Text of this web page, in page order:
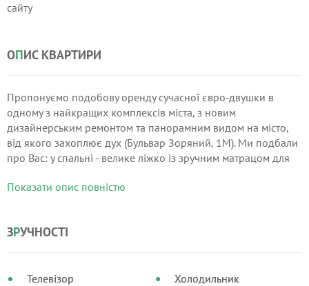
сайту
ОПИС КВАРТИРИ
Пропонуємо подобову оренду сучасної євро-двушки в
одному з найкращих комплексів міста, з новим
дизайнерським ремонтом та панорамним видом на місто,
від якого захоплює дух (Бульвар Зоряний, 1М). Ми подбали
про Вас: у спальні - велике ліжко із зручним матрацом для
великий телевізор.
Показати опис повністю
ЗРУЧНОСТІ
Телевізор
Холодильник